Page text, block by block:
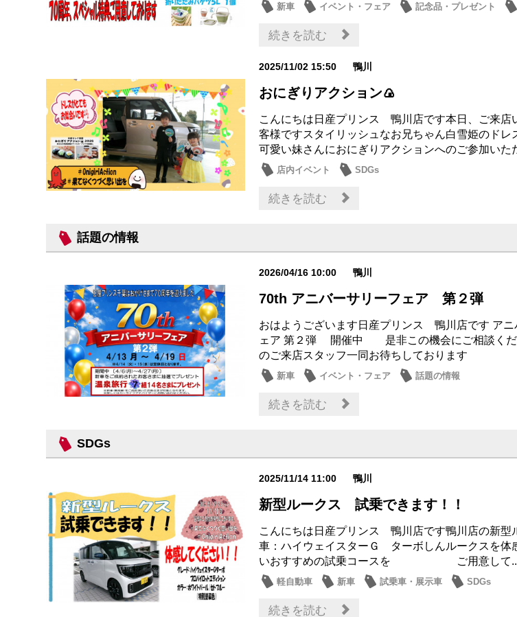
新車 イベント・フェア 記念品・プレゼント
メンテナンス商品
続きを読む
2025/11/02 15:50 鴨川
おにぎりアクション🍙
こんにちは日産プリンス 鴨川店です本日、ご来店
客様ですスタイリッシュなお兄ちゃん白雪姫のドレ
可愛い妹さんにおにぎりアクションへのご参加いた
店内イベント SDGs
続きを読む
話題の情報
2026/04/16 10:00 鴨川
70th アニバーサリーフェア 第２弾
おはようございます日産プリンス 鴨川店です アニ
ェア 第２弾 開催中 是非この機会にご相談くだ
のご来店スタッフ一同お待ちしております
新車 イベント・フェア 話題の情報
続きを読む
SDGs
2025/11/14 11:00 鴨川
新型ルークス 試乗できます！！
こんにちは日産プリンス 鴨川店です鴨川店の新型
車：ハイウェイスターＧ ターボしんルークスを体
いおすすめの試乗コースを ご用意して
軽自動車 新車 試乗車・展示車 SDGs
続きを読む